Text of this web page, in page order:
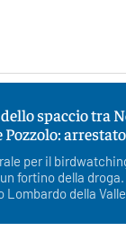
spaccio tra
Pozzolo:
per il
fortino della
Lombardo della